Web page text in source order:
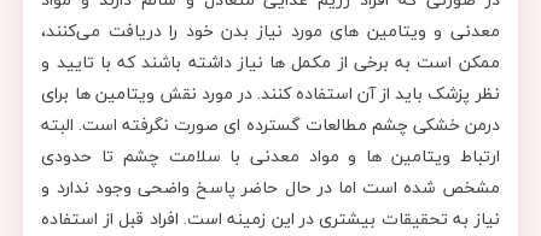
معدنی و ویتامین های مورد نیاز بدن خود را دریافت می‌کنند،
ممکن است به برخی از مکمل ها نیاز داشته باشند که با تایید و
نظر پزشک باید از آن استفاده کنند. در مورد نقش ویتامین ها برای
درمن خشکی چشم مطالعات گسترده ای صورت نگرفته است. البته
ارتباط ویتامین ها و مواد معدنی با سلامت چشم تا حدودی
مشخص شده است اما در حال حاضر پاسخ واضحی وجود ندارد و
نیاز به تحقیقات بیشتری در این زمینه است. افراد قبل از استفاده